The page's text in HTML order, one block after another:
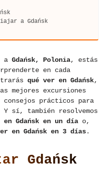
a Gdańsk
a Gdańsk, Polonia, estás
en cada
qué ver en Gdańsk,
mejores excursiones
prácticos para
sí, también resolvemos
en Gdańsk en un día o,
en Gdańsk en 3 días.
Gdańsk